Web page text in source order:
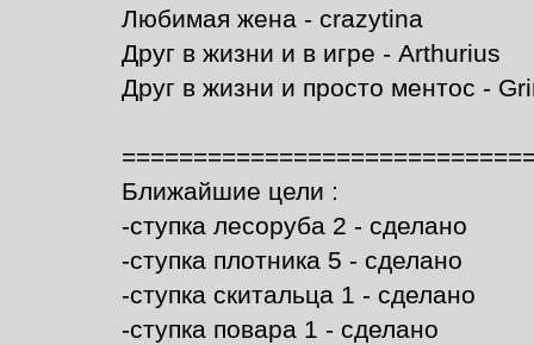
Любимая жена - crazytina
Друг в жизни и в игре - Arthurius
Друг в жизни и просто ментос -
Ближайшие цели :
-ступка лесоруба 2 - сделано
-ступка плотника 5 - сделано
-ступка скитальца 1 - сделано
-ступка повара 1 - сделано